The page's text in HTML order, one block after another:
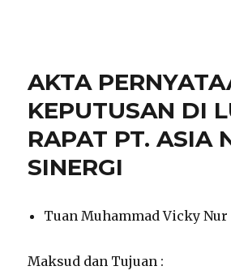
AKTA
KEPUTUSAN DI
RAPAT PT. ASIA
SINERGI
Tuan Muhammad Vicky
Maksud dan Tujuan :